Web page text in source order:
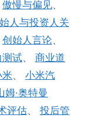
傲慢与偏见、
人与投资人关
创始人言论、
测试、 商业道
米、 小米汽
姆·奥特曼
评估、 投后管